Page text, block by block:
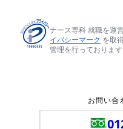
ナース専科 就職を運
イバシーマーク を取
管理を行っております
お問い合